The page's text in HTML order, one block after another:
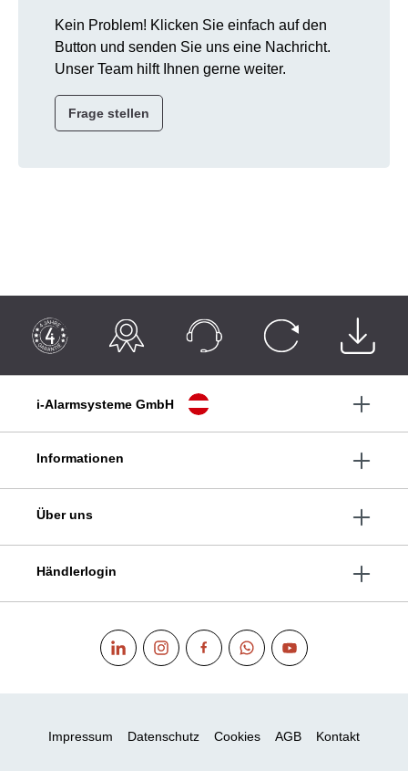
Kein Problem! Klicken Sie einfach auf den
Button und senden Sie uns eine Nachricht.
Unser Team hilft Ihnen gerne weiter.
Frage stellen
i-Alarmsysteme GmbH
Informationen
Über uns
Händlerlogin
Impressum Datenschutz Cookies AGB Kontakt